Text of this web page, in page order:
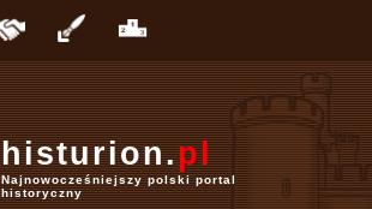
histurion.pl
Najnowocześniejszy polski portal
historyczny